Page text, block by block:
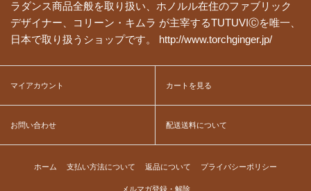
ラダンス商品全般を取り扱い、ホノルル在住のファブリック
デザイナー、コリーン・キムラ が主宰するTUTUVIⒸを唯一、
日本で取り扱うショップです。 http://www.torchginger.jp/
マイアカウント カートを見る
お問い合わせ 配送送料について
ホーム 支払い方法について 返品について プライバシーポリシー
メルマガ登録・解除